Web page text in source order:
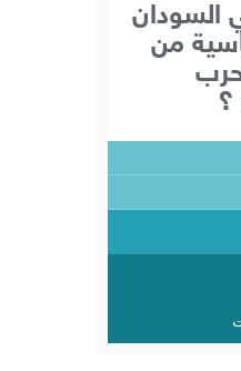
السودان
من
؟